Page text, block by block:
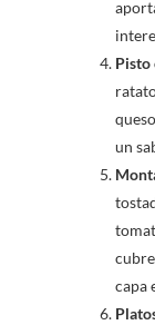
Pisto
un
capa